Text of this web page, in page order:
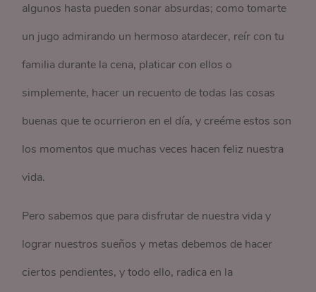
algunos hasta pueden sonar absurdas; como tomarte
un jugo admirando un hermoso atardecer, reír con tu
familia durante la cena, platicar con ellos o
simplemente, hacer un recuento de todas las cosas
buenas que te ocurrieron en el día, y creéme estos son
los momentos que muchas veces hacen feliz nuestra
vida.
Pero sabemos que para disfrutar de nuestra vida y
lograr nuestros sueños y metas debemos de hacer
ciertos pendientes, y todo ello, radica en la